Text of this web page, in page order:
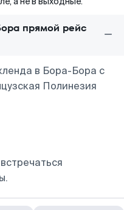
прямой рейс
в Бора-Бора с
Полинезия